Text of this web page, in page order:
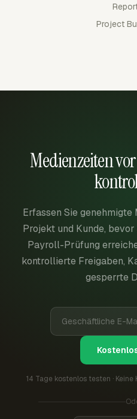
Project
Medienzeiten
Erfassen Sie
Projekt und Kunde,
Payroll-Prüfung
kontrollierte Freigaben,
gesperrte
14 Tage kostenlos testen ·